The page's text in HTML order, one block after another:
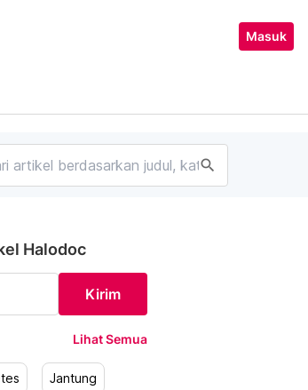
Masuk
search
Halodoc
Kirim
Lihat Semua
Jantung